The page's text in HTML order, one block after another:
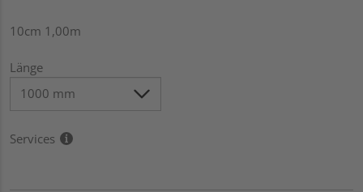
10cm 1,00m
Länge
Services